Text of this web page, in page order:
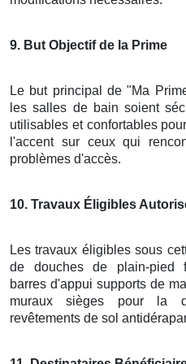
9. But Objectif de la Prime
Le but principal de "Ma
les salles de bain soient
utilisables et confortables
l'accent sur ceux qui
problèmes d'accès.
10. Travaux Éligibles
Les travaux éligibles sous
de douches de plain-pied
barres d'appui supports de
muraux sièges pour la
revêtements de sol